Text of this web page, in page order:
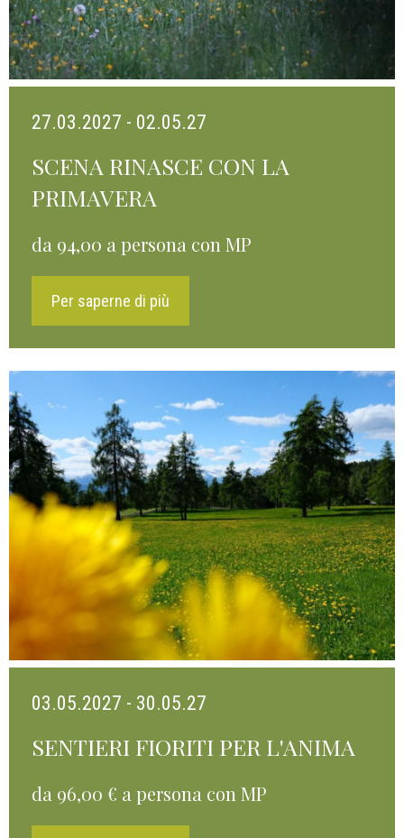
27.03.2027 - 02.05.27
SCENA RINASCE CON LA
PRIMAVERA
da 94,00 a persona con MP
Per saperne di più
03.05.2027 - 30.05.27
SENTIERI FIORITI PER L'ANIMA
da 96,00 € a persona con MP